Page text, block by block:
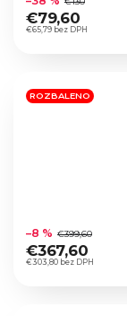
produktu
je
hviezdičiek.
€65,79 bez DPH
€79,60
ROZBALENO
hodnotenie
produktu
je
€303,80 bez DPH
–8 % €399,60
€367,60